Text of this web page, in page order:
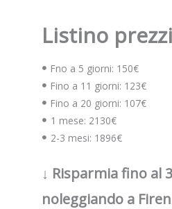
Listino prezzi
Fno a 5 giorni: 150€
Fino a 11 giorni: 123€
Fino a 20 giorni: 107€
1 mese: 2130€
2-3 mesi: 1896€
↓ Risparmia fino al
noleggiando a